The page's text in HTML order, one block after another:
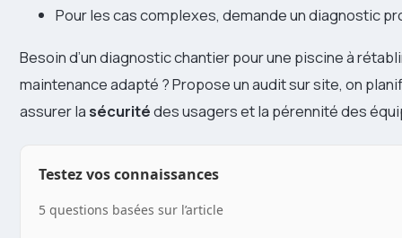
Pour les cas complexes, demande un diagnostic
Besoin d’un diagnostic chantier pour une piscine à
maintenance adapté ? Propose un audit sur site, on
assurer lasécuritédes usagers et la pérennité des
Testez vos connaissances
5 questions basées sur l’article